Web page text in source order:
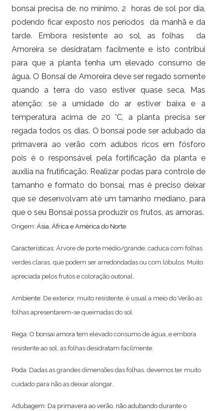
bonsai precisa de, no mínimo, 2 horas de sol por dia,
podendo ficar exposto nos períodos da manhã e da
tarde. Embora resistente ao sol, as folhas da
Amoreira se desidratam facilmente e isto contribui
para que a planta tenha um elevado consumo de
água. O Bonsai de Amoreira deve ser regado somente
quando a terra do vaso estiver quase seca. Mas
atenção: se a umidade do ar estiver baixa e a
temperatura acima de 20 °C, a planta precisa ser
regada todos os dias. O bonsai pode ser adubado da
primavera ao verão com adubos ricos em fósforo
pois é o responsável pela fortificação da planta e
auxilia na frutificação. Realizar podas para controle de
tamanho e formato do bonsai, mas é preciso deixar
que se desenvolvam até um tamanho mediano, para
que o seu Bonsai possa produzir os frutos, as amoras.
Origem: Ásia, África e América do Norte.
Características: Árvore de porte médio/grande, caduca com folhas
verdes claras, que podem ser arredondadas ou com lóbulos. Muito
apreciada pelos frutos e coloração outonal.
Ambiente: De exterior, muito resistente, é usual a meio do Verão as
folhas apresentarem-se queimadas do sol.
Rega: O bonsai amora tem elevado consumo de água, e embora
resistente ao sol, as folhas desidratam facilmente.
Poda: Dadas as grandes dimensões das folhas, devemos ter muito
cuidado para não as deixar alongar.
Adubagem: Da primavera ao verão, não adubando durante o